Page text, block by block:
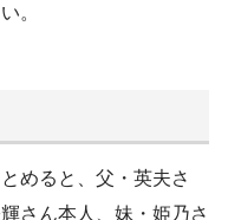
。
めると、父・英夫さ
さん本人、妹・姫乃さ